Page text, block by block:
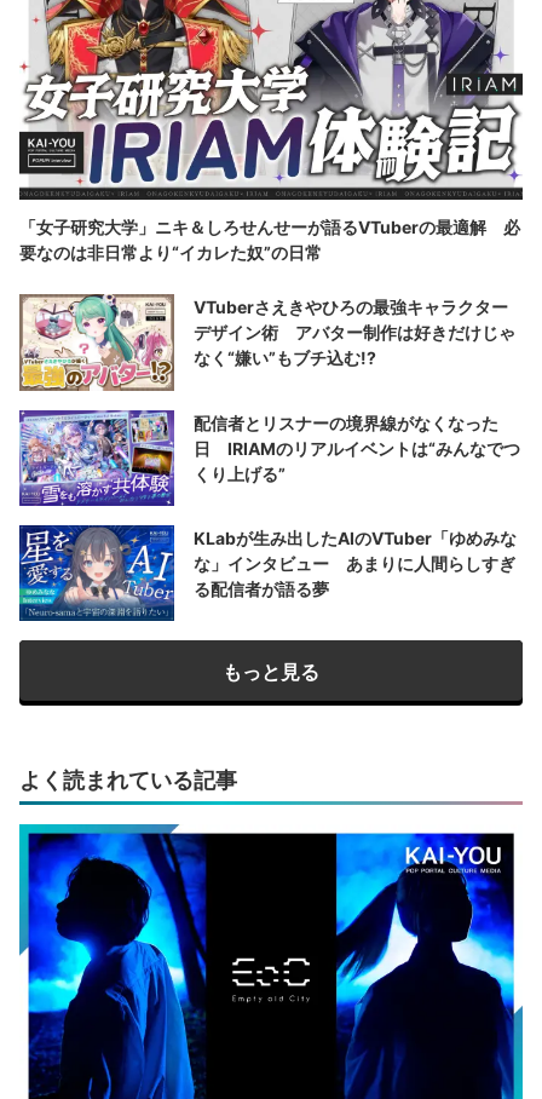
「女子研究大学」ニキ＆しろせんせーが語るVTuberの最適解 必
要なのは非日常より“イカレた奴”の日常
VTuberさえきやひろの最強キャラクター
デザイン術 アバター制作は好きだけじゃ
なく“嫌い”もブチ込む!?
配信者とリスナーの境界線がなくなった
日 IRIAMのリアルイベントは“みんなでつ
くり上げる”
KLabが生み出したAIのVTuber「ゆめみな
な」インタビュー あまりに人間らしすぎ
る配信者が語る夢
もっと見る
よく読まれている記事